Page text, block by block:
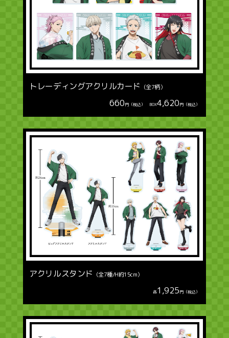
トレーディングアクリルカード （全7柄）
660円（税込） BOX4,620円（税込）
アクリルスタンド （全7種/H約15cm）
各1,925円（税込）